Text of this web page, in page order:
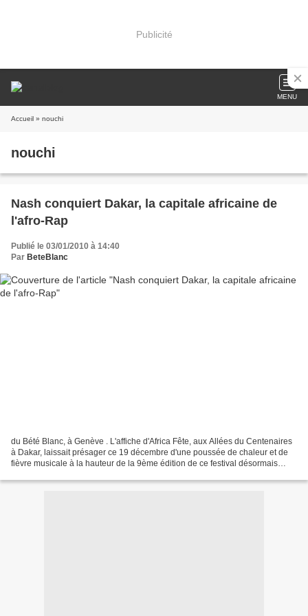
Publicité
MENU
Accueil » nouchi
nouchi
Nash conquiert Dakar, la capitale africaine de
l'afro-Rap
Publié le 03/01/2010 à 14:40
Par BeteBlanc
du Bété Blanc, à Genève . L'affiche d'Africa Fête, aux Allées du Centenaires
à Dakar, laissait présager ce 19 décembre d'une poussée de chaleur et de
fièvre musicale à la hauteur de la 9ème édition de ce festival désormais